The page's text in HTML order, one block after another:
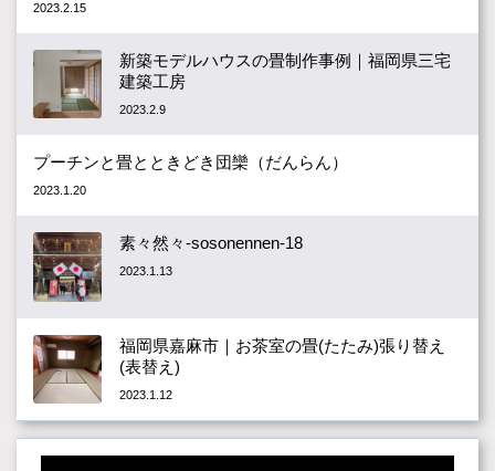
2023.2.15
新築モデルハウスの畳制作事例｜福岡県三宅
建築工房
2023.2.9
プーチンと畳とときどき団欒（だんらん）
2023.1.20
素々然々-sosonennen-18
2023.1.13
福岡県嘉麻市｜お茶室の畳(たたみ)張り替え
(表替え)
2023.1.12